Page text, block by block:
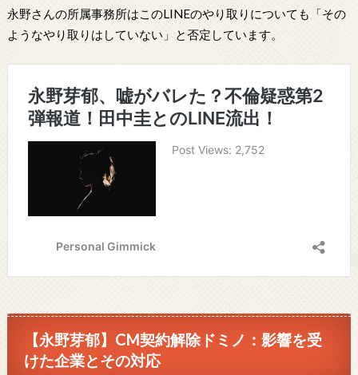
永野さんの所属事務所はこのLINEのやり取りについても「その
ようなやり取りはしていない」と否定しています。
【永野芽郁】CM契約解除ドミノ：影響を受
けた企業とその対応